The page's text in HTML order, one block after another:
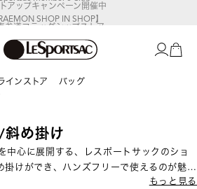
SHOP IN SHOP】
参道フラッグシップストア
インストア
バッグ
斜め掛け
中心に展開する、レスポートサックのショ
掛けができ、ハンズフリーで使えるのが魅
応まで揃い、通勤・旅行・お出かけなど幅
もっと見る